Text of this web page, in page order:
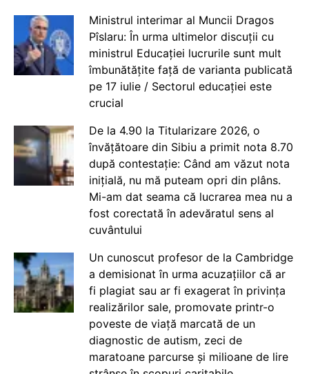
Ministrul interimar al Muncii Dragos
Pîslaru: În urma ultimelor discuții cu
ministrul Educației lucrurile sunt mult
îmbunătățite față de varianta publicată
pe 17 iulie / Sectorul educației este
crucial
De la 4.90 la Titularizare 2026, o
învățătoare din Sibiu a primit nota 8.70
după contestație: Când am văzut nota
inițială, nu mă puteam opri din plâns.
Mi-am dat seama că lucrarea mea nu a
fost corectată în adevăratul sens al
cuvântului
Un cunoscut profesor de la Cambridge
a demisionat în urma acuzațiilor că ar
fi plagiat sau ar fi exagerat în privința
realizărilor sale, promovate printr-o
poveste de viață marcată de un
diagnostic de autism, zeci de
maratoane parcurse și milioane de lire